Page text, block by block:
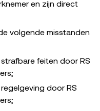
en zijn direct
volgende misstanden
feiten door RS
door RS